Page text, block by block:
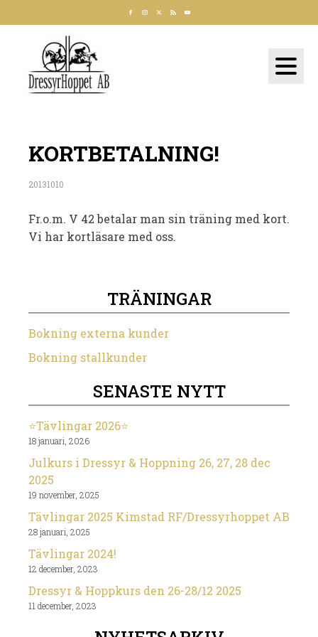
KORTBETALNING!
20131010
Fr.o.m. V 42 betalar man sin träning med kort.
Vi har kortläsare med oss.
TRÄNINGAR
Bokning externa kunder
Bokning stallkunder
SENASTE NYTT
⭐️Tävlingar 2026⭐️
18 januari, 2026
Julkurs i Dressyr & Hoppning 26, 27, 28 dec
2025
19 november, 2025
Tävlingar 2025 Kimstad RF/Dressyrhoppet AB
28 januari, 2025
Tävlingar 2024!
12 december, 2023
Dressyr & Hoppkurs den 26-28/12 2025
11 december, 2023